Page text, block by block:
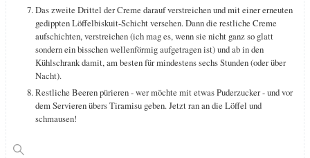
Das zweite Drittel der Creme darauf verstreichen und mit einer erneuten
gedippten Löffelbiskuit-Schicht versehen. Dann die restliche Creme
aufschichten, verstreichen (ich mag es, wenn sie nicht ganz so glatt
sondern ein bisschen wellenförmig aufgetragen ist) und ab in den
Kühlschrank damit, am besten für mindestens sechs Stunden (oder über
Nacht).
Restliche Beeren pürieren - wer möchte mit etwas Puderzucker - und vor
dem Servieren übers Tiramisu geben. Jetzt ran an die Löffel und
schmausen!